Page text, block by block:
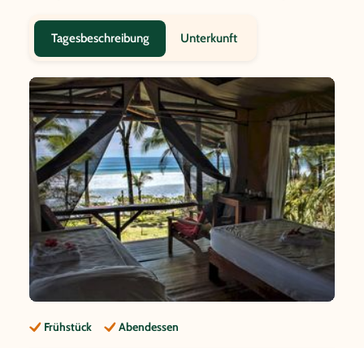
Tagesbeschreibung Unterkunft
Frühstück Abendessen